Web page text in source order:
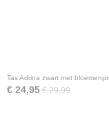
Tas Adrina zwart met
€ 24,95 € 29,99